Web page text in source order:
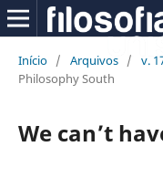
Início / Arquivos / v.
Philosophy South
We can’t